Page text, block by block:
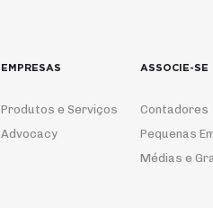
EMPRESAS
Produtos e Serviços
Advocacy
ASSOCIE-SE
Contadores
Pequenas
Médias e